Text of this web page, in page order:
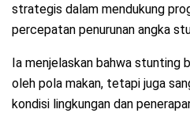
strategis dalam mendukung
percepatan penurunan angka
Ia menjelaskan bahwa stunting
oleh pola makan, tetapi juga
kondisi lingkungan dan